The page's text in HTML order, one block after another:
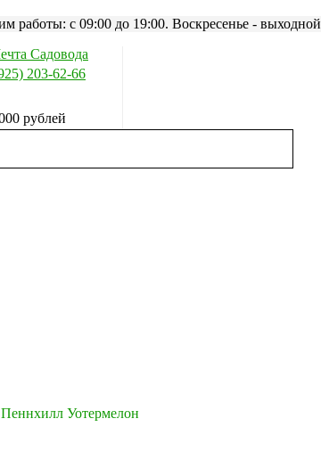
работы: c 09:00 до 19:00. Воскресенье - выходной
203-62-66
рублей
Пеннхилл Уотермелон